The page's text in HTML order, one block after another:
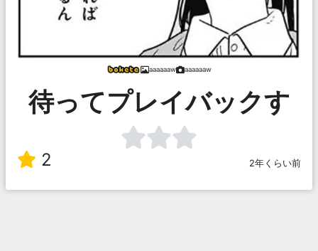
aaaaaaw aaaaaaw
待ってプレイバックす
2 2年くらい前